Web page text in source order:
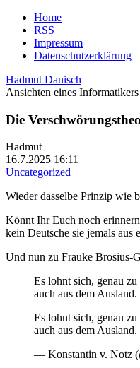
Home
RSS
Impressum
Datenschutzerklärung
Hadmut Danisch
Ansichten eines Informatikers
Die
Hadmut
16.7.2025 16:11
Uncategorized
Wieder dasselbe Prinzip wie
Könnt Ihr Euch noch
kein Deutsche sie jemals aus
Und nun zu Frauke Brosius-
Es lohnt sich, genau
auch aus dem Ausland.
Es lohnt sich, genau
auch aus dem
— Konstantin v. Notz